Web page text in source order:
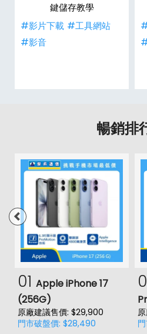
鍵儲存教學
#影片下載 #工具網站
#影音
暢銷排
01 Apple iPhone 17
(256G)
原廠建議售價: $29,900
門市破盤價: $28,490